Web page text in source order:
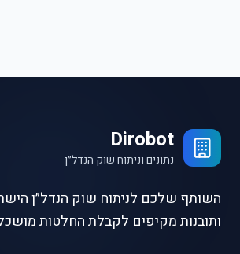
Dirobot
נתונים וניתוח שוק הנדל״ן
השותף שלכם לניתוח שוק הנדל״ן
ותובנות מקיפים לקבלת החלטות